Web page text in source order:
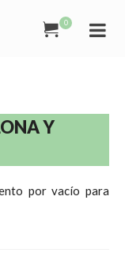
0
Y
por vacío para